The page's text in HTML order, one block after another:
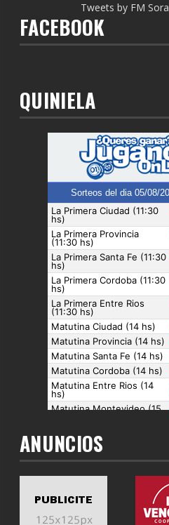
Tweets by FM Sora
FACEBOOK
QUINIELA
ANUNCIOS